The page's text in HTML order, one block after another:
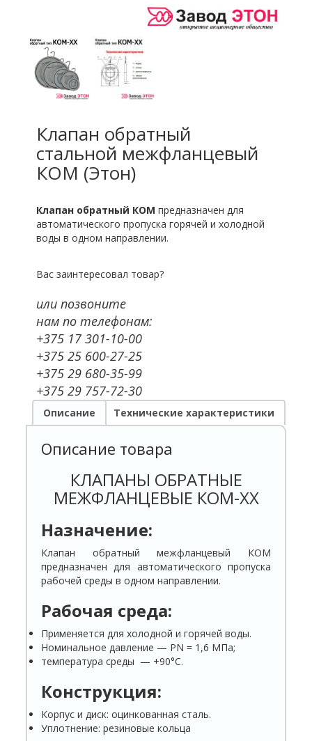
Клапан обратный
стальной межфланцевый
КОМ (Этон)
Клапан обратный КОМ предназначен для
автоматического пропуска горячей и холодной
воды в одном направлении.
Вас заинтересовал товар?
или позвоните
нам по телефонам:
+375 17 301-10-00
+375 25 600-27-25
+375 29 680-35-99
+375 29 757-72-30
Описание Технические характеристики
Описание товара
КЛАПАНЫ ОБРАТНЫЕ
МЕЖФЛАНЦЕВЫЕ КОМ-ХХ
Назначение:
Клапан обратный межфланцевый КОМ
предназначен для автоматического пропуска
рабочей среды в одном направлении.
Рабочая среда:
Применяется для холодной и горячей воды.
Номинальное давление — РN = 1,6 МПа;
температура среды — +90°С.
Конструкция:
Корпус и диск: оцинкованная сталь.
Уплотнение: резиновые кольца